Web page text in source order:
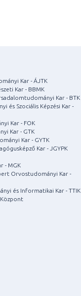
Kar - ÁJTK
Kar - BBMK
Kar - BTK
és Szociális Képzési Kar -
Kar - FOK
Kar - GTK
Kar - GYTK
Kar - JGYPK
- MGK
Orvostudományi Kar -
és Informatikai Kar - TTIK
Központ